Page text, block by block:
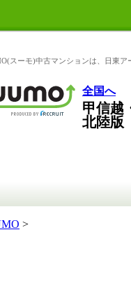
スーモ)中古マンションは、日東ア
全国へ
甲信越
北陸版
>